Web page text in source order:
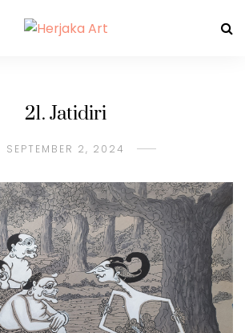
21. Jatidiri
SEPTEMBER 2, 2024